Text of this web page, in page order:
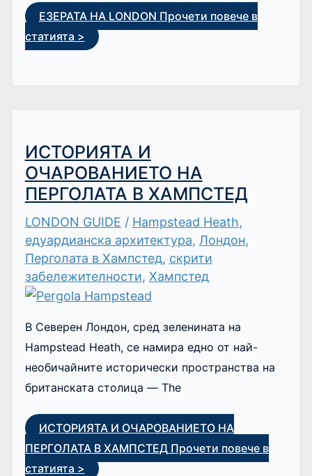
ЕЗЕРАТА НА LONDON Прочети повече в
статията >
ИСТОРИЯТА И
ОЧАРОВАНИЕТО НА
ПЕРГОЛАТА В ХАМПСТЕД
LONDON GUIDE / Hampstead Heath,
едуардианска архитектура, Лондон,
Перголата в Хампстед, скрити
забележителности, Хампстед
В Северен Лондон, сред зеленината на
Hampstead Heath, се намира едно от най-
необичайните исторически пространства на
британската столица — The
ИСТОРИЯТА И ОЧАРОВАНИЕТО НА
ПЕРГОЛАТА В ХАМПСТЕДПрочети повече в
статията >